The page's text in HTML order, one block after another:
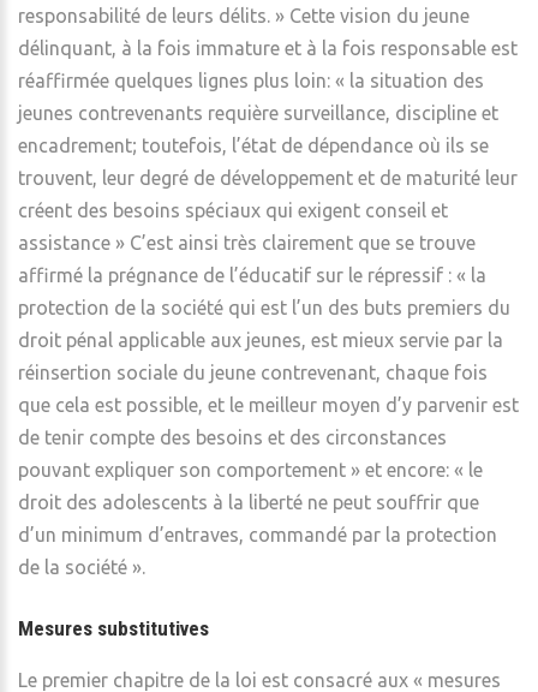
responsabilité de leurs délits. » Cette vision du jeune
délinquant, à la fois immature et à la fois responsable est
réaffirmée quelques lignes plus loin: « la situation des
jeunes contrevenants requière surveillance, discipline et
encadrement; toutefois, l’état de dépendance où ils se
trouvent, leur degré de développement et de maturité leur
créent des besoins spéciaux qui exigent conseil et
assistance » C’est ainsi très clairement que se trouve
affirmé la prégnance de l’éducatif sur le répressif : « la
protection de la société qui est l’un des buts premiers du
droit pénal applicable aux jeunes, est mieux servie par la
réinsertion sociale du jeune contrevenant, chaque fois
que cela est possible, et le meilleur moyen d’y parvenir est
de tenir compte des besoins et des circonstances
pouvant expliquer son comportement » et encore: « le
droit des adolescents à la liberté ne peut souffrir que
d’un minimum d’entraves, commandé par la protection
de la société ».
Mesures substitutives
Le premier chapitre de la loi est consacré aux « mesures